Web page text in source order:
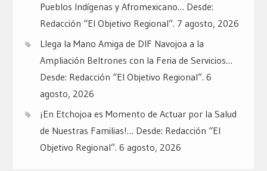
Pueblos Indígenas y Afromexicano… Desde:
Redacción “El Objetivo Regional”. 7 agosto, 2026
Llega la Mano Amiga de DIF Navojoa a la
Ampliación Beltrones con la Feria de Servicios…
Desde: Redacción “El Objetivo Regional”. 6
agosto, 2026
¡En Etchojoa es Momento de Actuar por la Salud
de Nuestras Familias!… Desde: Redacción “El
Objetivo Regional”. 6 agosto, 2026